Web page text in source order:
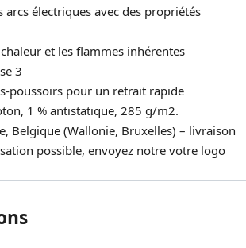
arcs électriques avec des propriétés
et les flammes inhérentes
3
poussoirs pour un retrait rapide
1 % antistatique, 285 g/m2.
Belgique (Wallonie, Bruxelles) – livraison
possible, envoyez notre votre logo